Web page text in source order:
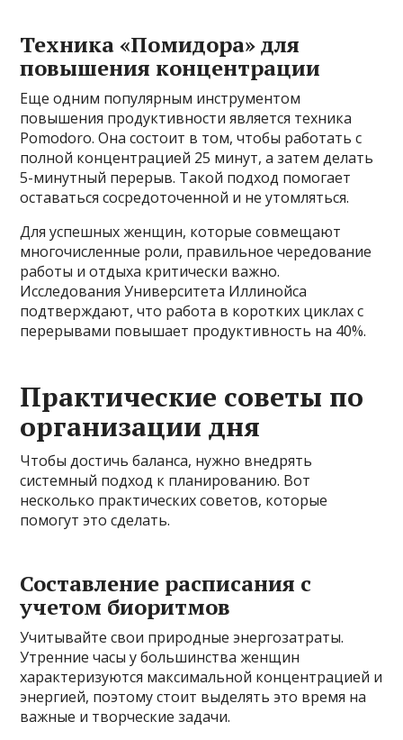
Техника «Помидора» для
повышения концентрации
Еще одним популярным инструментом
повышения продуктивности является техника
Pomodoro. Она состоит в том, чтобы работать с
полной концентрацией 25 минут, а затем делать
5-минутный перерыв. Такой подход помогает
оставаться сосредоточенной и не утомляться.
Для успешных женщин, которые совмещают
многочисленные роли, правильное чередование
работы и отдыха критически важно.
Исследования Университета Иллинойса
подтверждают, что работа в коротких циклах с
перерывами повышает продуктивность на 40%.
Практические советы по
организации дня
Чтобы достичь баланса, нужно внедрять
системный подход к планированию. Вот
несколько практических советов, которые
помогут это сделать.
Составление расписания с
учетом биоритмов
Учитывайте свои природные энергозатраты.
Утренние часы у большинства женщин
характеризуются максимальной концентрацией и
энергией, поэтому стоит выделять это время на
важные и творческие задачи.